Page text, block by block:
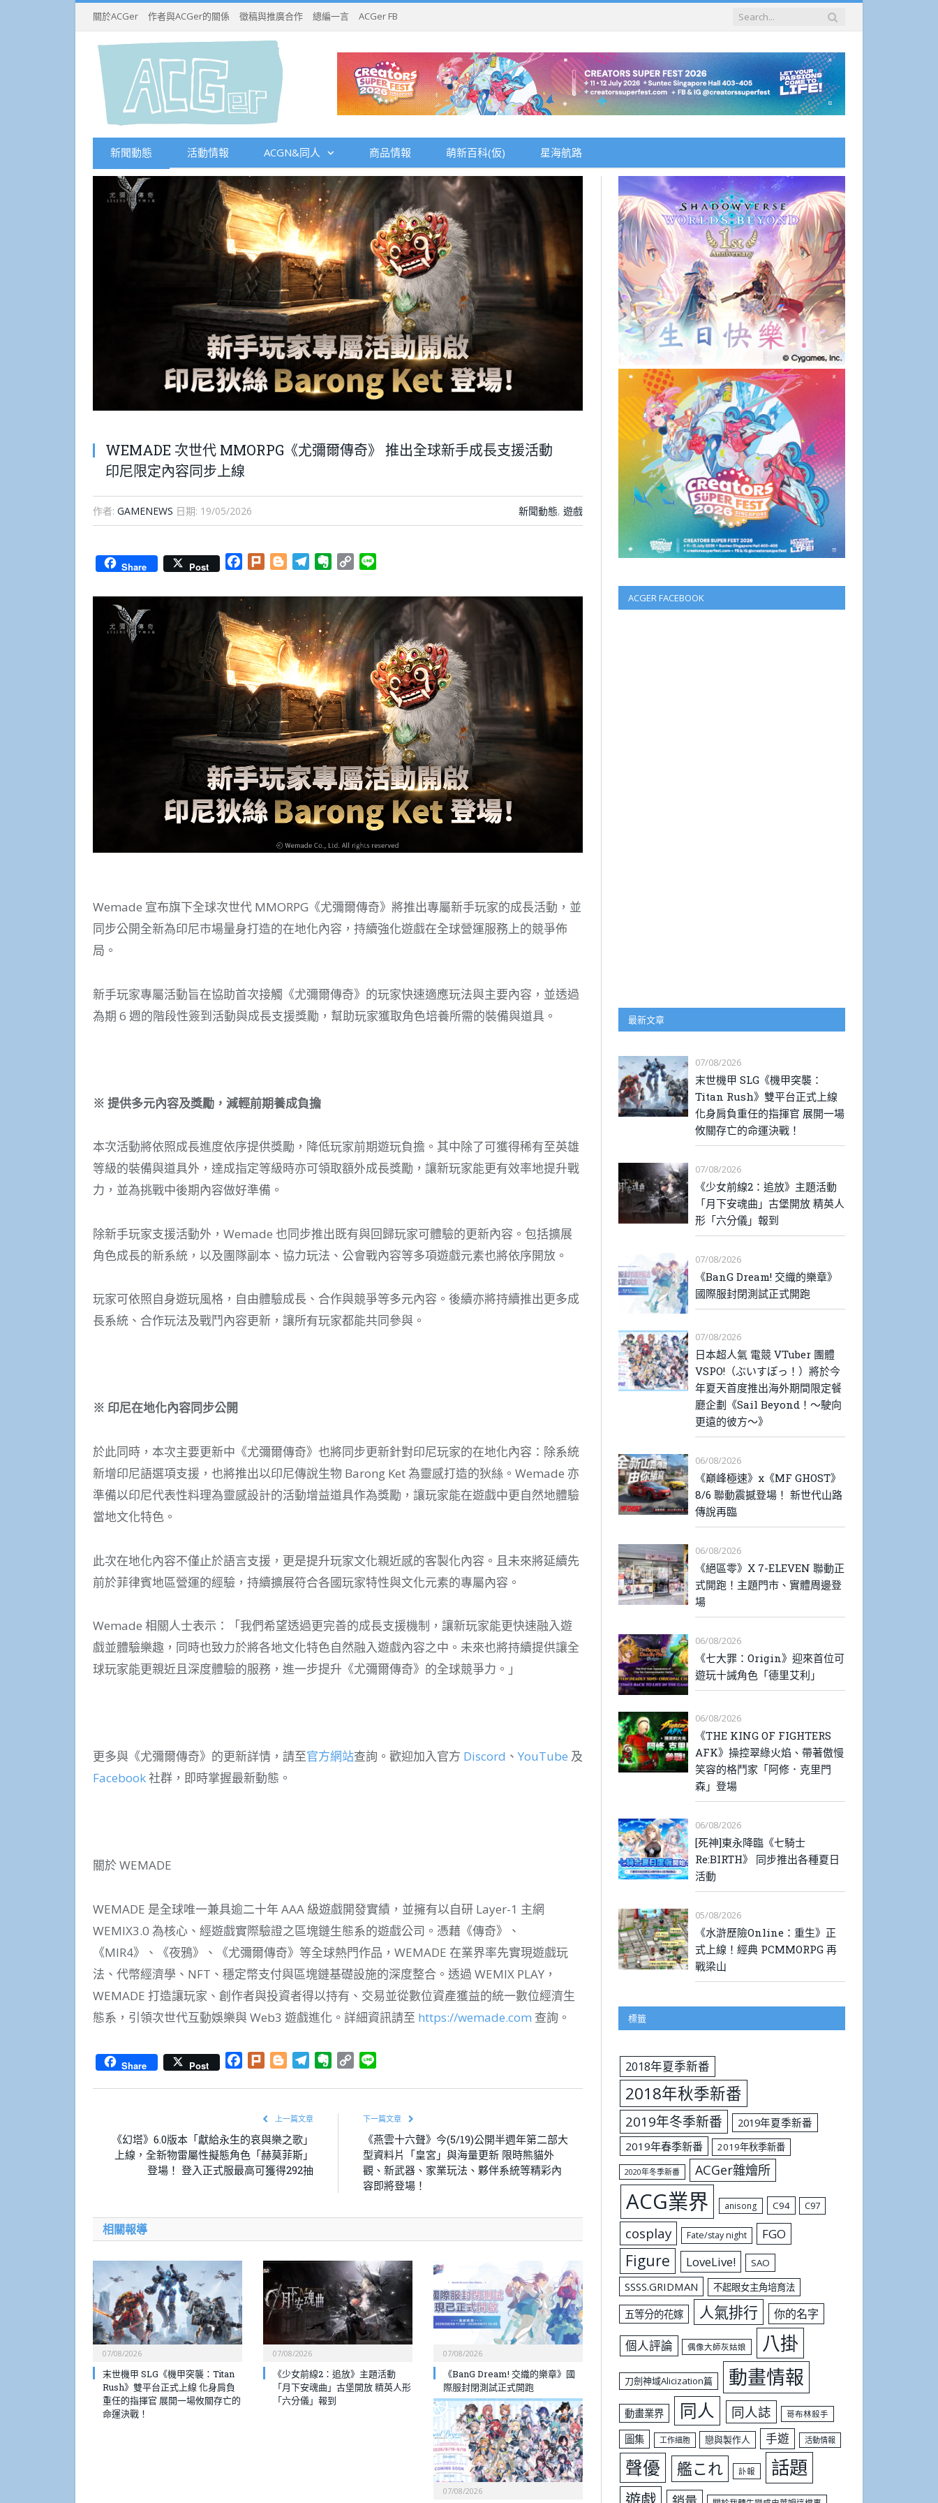
關於ACGer 作者與ACGer的關係 徵稿與推廣合作 總編一言 ACGer FB
新聞動態 活動情報 ACGN&同人 商品情報 萌新百科(仮) 星海航路
WEMADE 次世代 MMORPG《尤彌爾傳奇》 推出全球新手成長支援活動
印尼限定內容同步上線
作者: GAMENEWS 日期: 19/05/2026 新聞動態, 遊戲
Share Post Facebook
Plurk BloggerTelegramEvernote
Copy
Wemade 宣布旗下全球次世代 MMORPG《尤彌爾傳奇》將推出專屬新手玩家的成長活動，並
同步公開全新為印尼市場量身打造的在地化內容，持續強化遊戲在全球營運服務上的競爭佈
局。
新手玩家專屬活動旨在協助首次接觸《尤彌爾傳奇》的玩家快速適應玩法與主要內容，並透過
為期 6 週的階段性簽到活動與成長支援獎勵，幫助玩家獲取角色培養所需的裝備與道具。
※ 提供多元內容及獎勵，減輕前期養成負擔
本次活動將依照成長進度依序提供獎勵，降低玩家前期遊玩負擔。其中除了可獲得稀有至英雄
等級的裝備與道具外，達成指定等級時亦可領取額外成長獎勵，讓新玩家能更有效率地提升戰
力，並為挑戰中後期內容做好準備。
除新手玩家支援活動外，Wemade 也同步推出既有與回歸玩家可體驗的更新內容。包括擴展
角色成長的新系統，以及團隊副本、協力玩法、公會戰內容等多項遊戲元素也將依序開放。
玩家可依照自身遊玩風格，自由體驗成長、合作與競爭等多元內容。後續亦將持續推出更多成
長系統、合作玩法及戰鬥內容更新，讓所有玩家都能共同參與。
※ 印尼在地化內容同步公開
於此同時，本次主要更新中《尤彌爾傳奇》也將同步更新針對印尼玩家的在地化內容：除系統
新增印尼語選項支援，也將推出以印尼傳說生物 Barong Ket 為靈感打造的狄絲。Wemade 亦
準備以印尼代表性料理為靈感設計的活動增益道具作為獎勵，讓玩家能在遊戲中更自然地體驗
當地文化特色。
此次在地化內容不僅止於語言支援，更是提升玩家文化親近感的客製化內容。且未來將延續先
前於菲律賓地區營運的經驗，持續擴展符合各國玩家特性與文化元素的專屬內容。
Wemade 相關人士表示：「我們希望透過更完善的成長支援機制，讓新玩家能更快速融入遊
戲並體驗樂趣，同時也致力於將各地文化特色自然融入遊戲內容之中。未來也將持續提供讓全
球玩家能更親近且深度體驗的服務，進一步提升《尤彌爾傳奇》的全球競爭力。」
更多與《尤彌爾傳奇》的更新詳情，請至官方網站查詢。歡迎加入官方 Discord 、 YouTube 及
Facebook社群，即時掌握最新動態。
關於 WEMADE
WEMADE 是全球唯一兼具逾二十年 AAA 級遊戲開發實績，並擁有以自研 Layer-1 主網
WEMIX3.0 為核心、經遊戲實際驗證之區塊鏈生態系的遊戲公司。憑藉《傳奇》、
《MIR4》、《夜鴉》、《尤彌爾傳奇》等全球熱門作品，WEMADE 在業界率先實現遊戲玩
法、代幣經濟學、NFT、穩定幣支付與區塊鏈基礎設施的深度整合。透過 WEMIX PLAY，
WEMADE 打造讓玩家、創作者與投資者得以持有、交易並從數位資產獲益的統一數位經濟生
態系，引領次世代互動娛樂與 Web3 遊戲進化。詳細資訊請至 https://wemade.com 查詢。
Share Post Facebook
Plurk BloggerTelegramEvernote
Copy
上一篇文章
《幻塔》6.0版本「獻給永生的哀與樂之歌」
上線，全新物雷屬性擬態角色「赫莫菲斯」
登場！ 登入正式服最高可獲得292抽
下一篇文章
《燕雲十六聲》今(5/19)公開半週年第二部大
型資料片「皇宮」與海量更新 限時熊貓外
觀、新武器、家業玩法、夥伴系統等精彩內
容即將登場！
相關報導
07/08/2026
末世機甲 SLG《機甲突襲：Titan
Rush》雙平台正式上線 化身肩負
重任的指揮官 展開一場攸關存亡的
命運決戰！
07/08/2026
《少女前線2：追放》主題活動
「月下安魂曲」古堡開放 精英人形
「六分儀」報到
07/08/2026
《BanG Dream! 交織的樂章》國
際服封閉測試正式開跑
07/08/2026
ACGER FACEBOOK
最新文章
07/08/2026
末世機甲 SLG《機甲突襲：
Titan Rush》雙平台正式上線
化身肩負重任的指揮官 展開一場
攸關存亡的命運決戰！
07/08/2026
《少女前線2：追放》主題活動
「月下安魂曲」古堡開放 精英人
形「六分儀」報到
07/08/2026
《BanG Dream! 交織的樂章》
國際服封閉測試正式開跑
07/08/2026
日本超人氣 電競 VTuber 團體
VSPO!（ぶいすぽっ！）將於今
年夏天首度推出海外期間限定餐
廳企劃《Sail Beyond！～駛向
更遠的彼方～》
06/08/2026
《巔峰極速》x《MF GHOST》
8/6 聯動震撼登場！ 新世代山路
傳說再臨
06/08/2026
《絕區零》X 7-ELEVEN 聯動正
式開跑！主題門市、實體周邊登
場
06/08/2026
《七大罪：Origin》迎來首位可
遊玩十誡角色「德里艾利」
06/08/2026
《THE KING OF FIGHTERS
AFK》操控翠綠火焰、帶著傲慢
笑容的格鬥家「阿修．克里門
森」登場
06/08/2026
[死神]東永降臨《七騎士
Re:BIRTH》 同步推出各種夏日
活動
05/08/2026
《水滸歷險Online：重生》正
式上線！經典 PCMMORPG 再
戰梁山
標籤
2018年夏季新番
2018年秋季新番
2019年冬季新番
2019年夏季新番
2019年春季新番
2019年秋季新番
2020年冬季新番 ACGer雜燴所
ACG業界 anisong C94 C97
cosplay Fate/stay night FGO
Figure LoveLive! SAO
SSSS.GRIDMAN 不起眼女主角培育法
五等分的花嫁 人氣排行 你的名字
個人評論 偶像大師灰姑娘 八掛
刀劍神域Alicization篇 動畫情報
動畫業界 同人 同人誌 哥布林殺手
圖集 工作細胞 戀與製作人 手遊 活動情報
聲優 艦これ 訃報 話題